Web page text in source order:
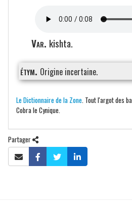
Var. kishta.
étym. Origine incertaine.
Le Dictionnaire de la Zone . Tout l'argot des
Cobra le Cynique.
Partager